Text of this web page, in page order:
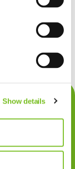
Show details
Voor deze
dosering als